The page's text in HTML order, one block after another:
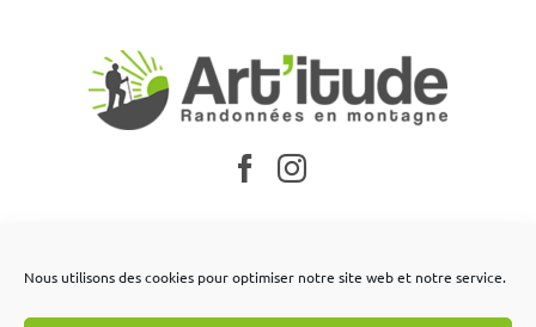
Nous utilisons des cookies pour optimiser notre site web et notre service.
Nos partenaires